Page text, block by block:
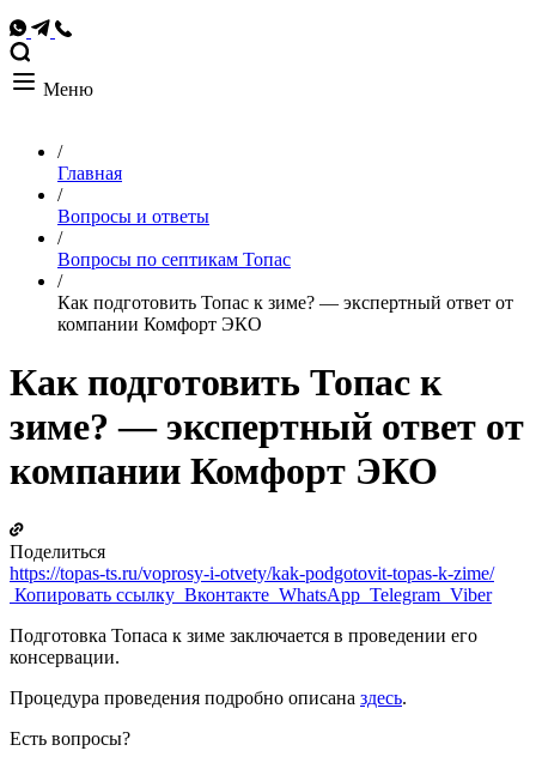
Меню
/
Главная
/
Вопросы и ответы
/
Вопросы по септикам Топас
/
Как подготовить Топас к зиме? — экспертный ответ от
компании Комфорт ЭКО
Как подготовить Топас к
зиме? — экспертный ответ от
компании Комфорт ЭКО
Поделиться
https://topas-ts.ru/voprosy-i-otvety/kak-podgotovit-topas-k-zime/
Копировать ссылку Вконтакте WhatsApp Telegram Viber
Подготовка Топаса к зиме заключается в проведении его
консервации.
Процедура проведения подробно описана здесь.
Есть вопросы?